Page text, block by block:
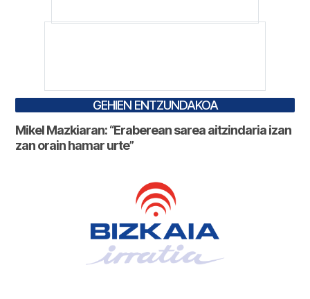
GEHIEN ENTZUNDAKOA
Mikel Mazkiaran: “Eraberean sarea aitzindaria izan
zan orain hamar urte”